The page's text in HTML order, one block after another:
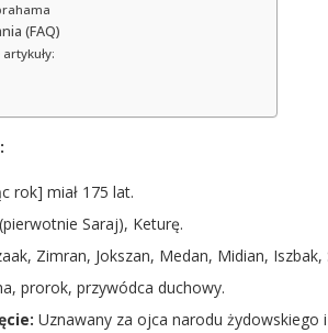
(FAQ)
rok] miał 175 lat.
Saraj), Keturę.
Zimran, Jokszan, Medan, Midian, Iszbak,
prorok, przywódca duchowy.
Uznawany za ojca narodu